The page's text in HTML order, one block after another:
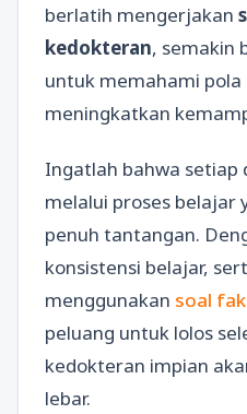
berlatih mengerjakan
kedokteran, semakin
untuk memahami pola
meningkatkan
Ingatlah bahwa
melalui proses belajar
penuh tantangan.
konsistensi belajar,
menggunakan soal
peluang untuk lolos
kedokteran impian
lebar.